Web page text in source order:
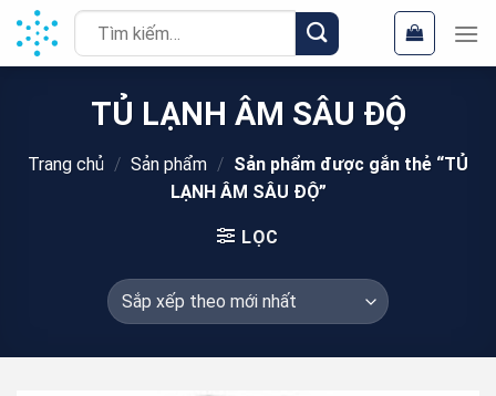
Chuyển
đến
nội
Tìm
kiếm:
TỦ LẠNH ÂM SÂU ĐỘ
Trang chủ / Sản phẩm / Sản phẩm được gắn thẻ “TỦ
LẠNH ÂM SÂU ĐỘ”
LỌC